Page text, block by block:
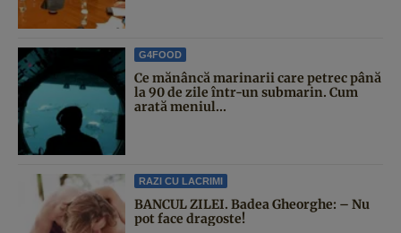
G4FOOD
Ce mănâncă marinarii care petrec până
la 90 de zile într-un submarin. Cum
arată meniul...
RAZI CU LACRIMI
BANCUL ZILEI. Badea Gheorghe: – Nu
pot face dragoste!